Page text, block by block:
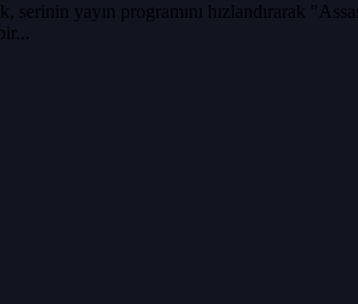
yayın programını hızlandırarak